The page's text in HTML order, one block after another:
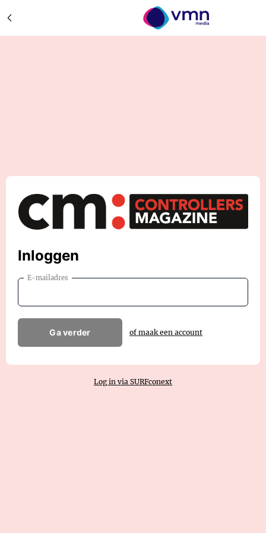
Inloggen
E-mailadres
Ga verder of maak een account
Log in via SURFconext